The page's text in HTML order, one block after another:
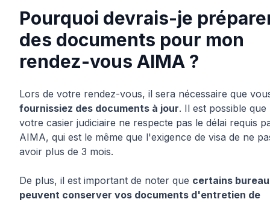
Pourquoi devrais-je
des documents pour mon
rendez-vous AIMA ?
Lors de votre rendez-vous, il sera nécessaire que
fournissiez des documents à jour. Il est possible que
votre casier judiciaire ne respecte pas le délai requis
AIMA, qui est le même que l'exigence de visa de ne
avoir plus de 3 mois.
De plus, il est important de noter que certains
peuvent conserver vos documents d'entretien de